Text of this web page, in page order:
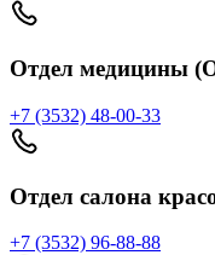
Отдел
+7 (3532) 48-00-33
Отдел салона
+7 (3532) 96-88-88